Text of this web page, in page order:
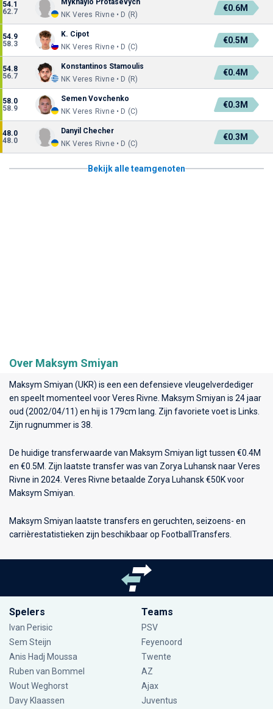
54.1
62.7
NK Veres Rivne • D (R)
€0.6M
54.9
58.3
K. Cipot
NK Veres Rivne • D (C)
€0.5M
54.8
56.7
Konstantinos Stamoulis
NK Veres Rivne • D (R)
€0.4M
58.0
58.9
Semen Vovchenko
NK Veres Rivne • D (C)
€0.3M
48.0
48.0
Danyil Checher
NK Veres Rivne • D (C)
€0.3M
Bekijk alle teamgenoten
Over Maksym Smiyan
Maksym Smiyan (UKR) is een een defensieve vleugelverdediger
en speelt momenteel voorVeres Rivne . Maksym Smiyan is 24 jaar
oud (2002/04/11) en hij is 179cm lang. Zijn favoriete voet is Links.
Zijn rugnummer is 38.
De huidige transferwaarde van Maksym Smiyan ligt tussen €0.4M
en €0.5M. Zijn laatste transfer was van Zorya Luhansk naar Veres
Rivne in 2024. Veres Rivne betaalde Zorya Luhansk €50K voor
Maksym Smiyan.
Maksym Smiyan laatste transfers en geruchten, seizoens- en
carrièrestatistieken zijn beschikbaar op FootballTransfers.
Spelers
Ivan Perisic
Sem Steijn
Anis Hadj Moussa
Ruben van Bommel
Wout Weghorst
Davy Klaassen
Teams
PSV
Feyenoord
Twente
AZ
Ajax
Juventus